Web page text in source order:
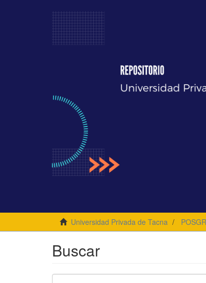
Universidad Privada de Tacna
Buscar